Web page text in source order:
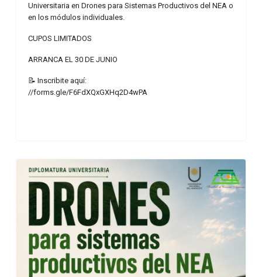
Universitaria en Drones para Sistemas Productivos del NEA o
en los módulos individuales.
CUPOS LIMITADOS
ARRANCA EL 30 DE JUNIO
📝 Inscribite aquí:
//forms.gle/F6FdXQxGXHq2D4wPA